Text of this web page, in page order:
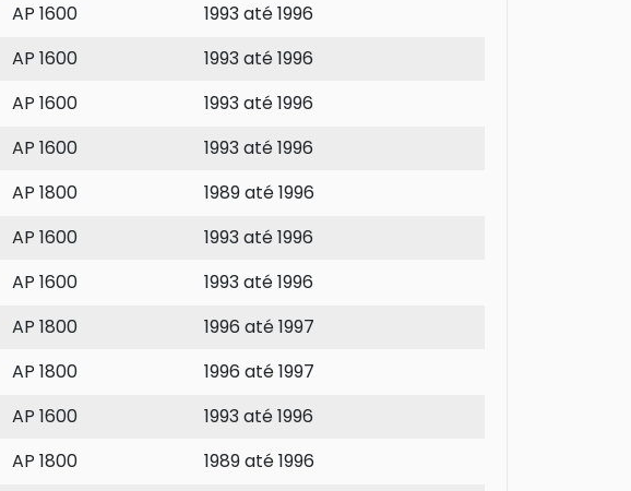
AP 1600
1993 até 1996
AP 1600
1993 até 1996
AP 1600
1993 até 1996
AP 1600
1993 até 1996
AP 1800
1989 até 1996
AP 1600
1993 até 1996
AP 1600
1993 até 1996
AP 1800
1996 até 1997
AP 1800
1996 até 1997
AP 1600
1993 até 1996
AP 1800
1989 até 1996